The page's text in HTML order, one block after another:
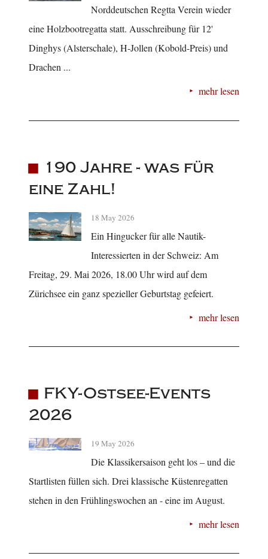
Norddeutschen Regtta Verein wieder
eine Holzbootregatta statt. Ausschreibung für 12'
Dinghys (Alsterschale), H-Jollen (Kobold-Preis) und
Drachen ...
mehr lesen
190 Jahre - was für
eine Zahl!
18 May 2026
Ein Hingucker für alle Nautik-
Interessierten in der Schweiz: Am
Freitag, 29. Mai 2026, 18.00 Uhr wird auf dem
Zürichsee ein ganz spezieller Geburtstag gefeiert.
mehr lesen
FKY-Ostsee-Events
2026
19 May 2026
Die Klassikersaison geht los – und die
Startlisten füllen sich. Drei klassische Küstenregatten
stehen in den Frühlingswochen an - eine im August.
mehr lesen